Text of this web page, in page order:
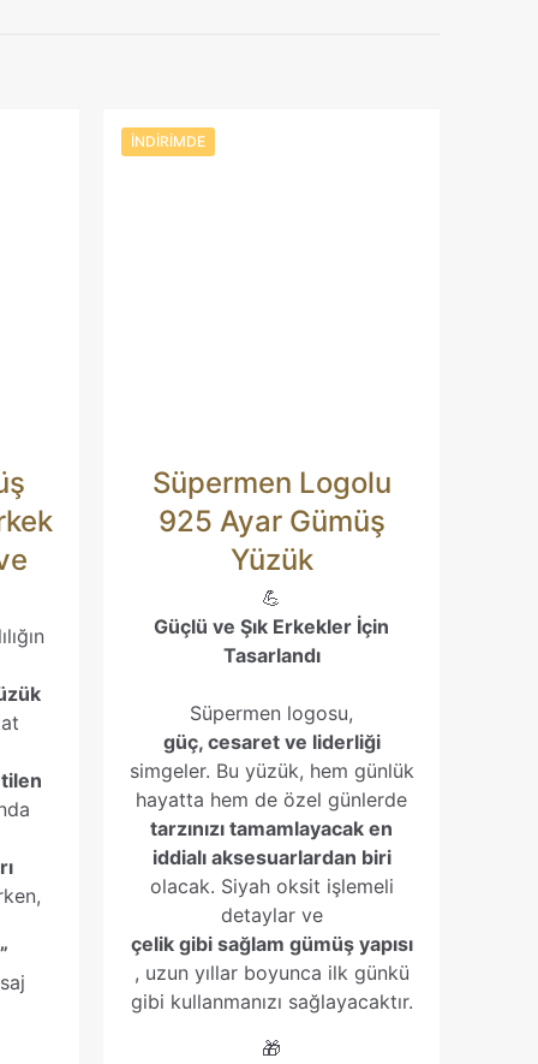
adım, e-posta
adresim bu
İNDIRIMDE
Süpermen Logolu
925 Ayar Gümüş
Yüzük
💪
Güçlü ve Şık Erkekler İçin
Tasarlandı
Süpermen logosu,
güç, cesaret ve liderliği
simgeler. Bu yüzük, hem günlük
hayatta hem de özel günlerde
tarzınızı tamamlayacak en
iddialı aksesuarlardan biri
olacak. Siyah oksit işlemeli
detaylar ve
çelik gibi sağlam gümüş yapısı
, uzun yıllar boyunca ilk günkü
gibi kullanmanızı sağlayacaktır.
🎁